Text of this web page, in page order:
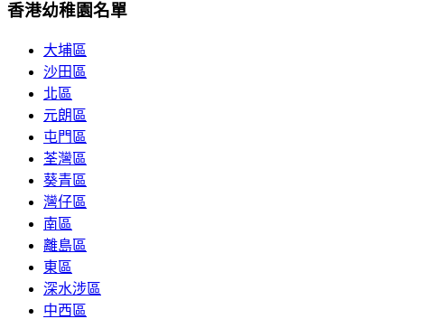
香港幼稚園名單
大埔區
沙田區
北區
元朗區
屯門區
荃灣區
葵青區
灣仔區
南區
離島區
東區
深水涉區
中西區